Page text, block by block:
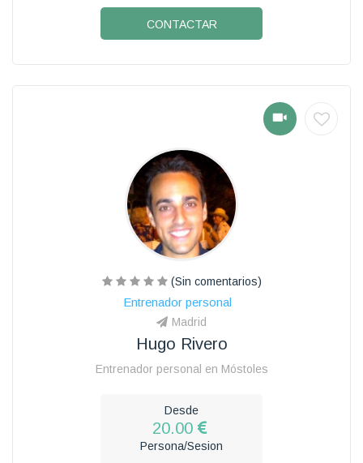
CONTACTAR
(Sin comentarios)
Entrenador personal
Madrid
Hugo Rivero
Entrenador personal en Móstoles
Desde
20.00
Persona/Sesion